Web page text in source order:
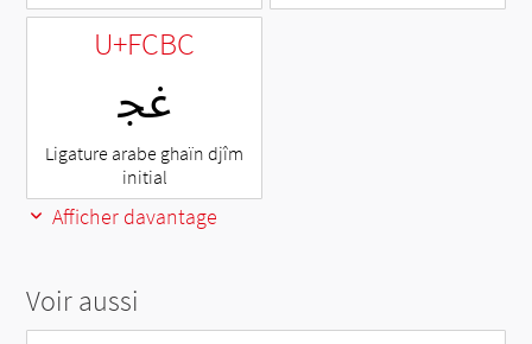
U+FCBC
ﲼ
Ligature arabe ghaïn djîm
initial
Afficher davantage
Voir aussi